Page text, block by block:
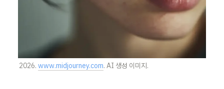
2026. www.midjourney.com. AI 생성 이미지.